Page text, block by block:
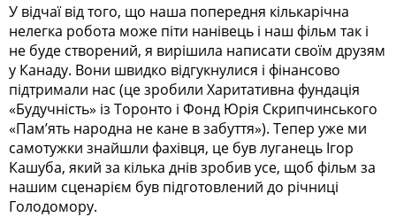
У відчаї від того, що наша попередня кількарічна
нелегка робота може піти нанівець і наш фільм так і
не буде створений, я вирішила написати своїм друзям
у Канаду. Вони швидко відгукнулися і фінансово
підтримали нас (це зробили Харитативна фундація
«Буду­ч­ність» із Торонто і Фонд Юрія Скрип­чинського
«Пам’ять народна не кане в забуття»). Тепер уже ми
самотужки знайшли фахівця, це був луганець Ігор
Кашуба, який за кілька днів зробив усе, щоб фільм за
нашим сценарієм був підготовлений до річниці
Голодомору.